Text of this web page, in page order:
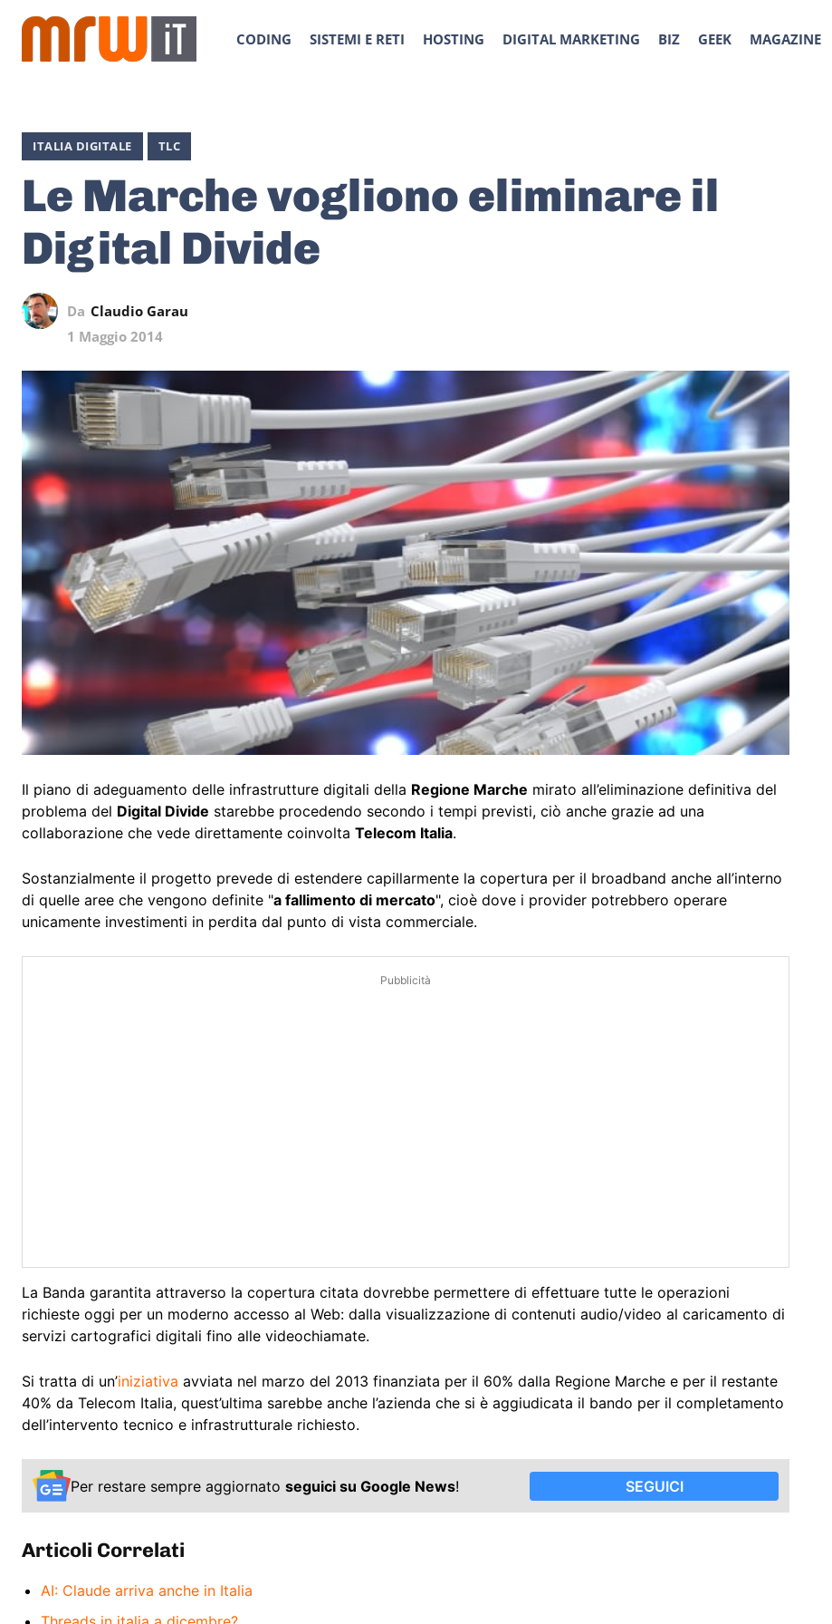
CODING SISTEMI E RETI HOSTING DIGITAL MARKETING BIZ GEEK MAGAZINE
ITALIA DIGITALE TLC
Le Marche vogliono eliminare il
Digital Divide
Da Claudio Garau
1 Maggio 2014
Il piano di adeguamento delle infrastrutture digitali della Regione Marche mirato all’eliminazione definitiva del
problema del Digital Divide starebbe procedendo secondo i tempi previsti, ciò anche grazie ad una
collaborazione che vede direttamente coinvolta Telecom Italia.
Sostanzialmente il progetto prevede di estendere capillarmente la copertura per il broadband anche all’interno
di quelle aree che vengono definite "a fallimento di mercato", cioè dove i provider potrebbero operare
unicamente investimenti in perdita dal punto di vista commerciale.
Pubblicità
La Banda garantita attraverso la copertura citata dovrebbe permettere di effettuare tutte le operazioni
richieste oggi per un moderno accesso al Web: dalla visualizzazione di contenuti audio/video al caricamento di
servizi cartografici digitali fino alle videochiamate.
Si tratta di un’iniziativa avviata nel marzo del 2013 finanziata per il 60% dalla Regione Marche e per il restante
40% da Telecom Italia, quest’ultima sarebbe anche l’azienda che si è aggiudicata il bando per il completamento
dell’intervento tecnico e infrastrutturale richiesto.
Per restare sempre aggiornato seguici su Google News! SEGUICI
Articoli Correlati
AI: Claude arriva anche in Italia